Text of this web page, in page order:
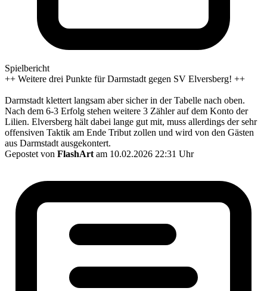
Spielbericht
++ Weitere drei Punkte für Darmstadt gegen SV Elversberg! ++
Darmstadt klettert langsam aber sicher in der Tabelle nach oben.
Nach dem 6-3 Erfolg stehen weitere 3 Zähler auf dem Konto der
Lilien. Elversberg hält dabei lange gut mit, muss allerdings der sehr
offensiven Taktik am Ende Tribut zollen und wird von den Gästen
aus Darmstadt ausgekontert.
Gepostet von FlashArt am 10.02.2026 22:31 Uhr